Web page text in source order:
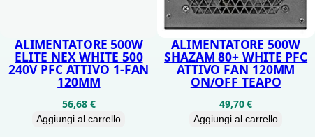
O
M
O
U
ALIMENTATORE 500W
ELITE NEX WHITE 500
240V PFC ATTIVO 1-FAN
120MM
56,68 €
Aggiungi al carrello
ALIMENTATORE 500W
SHAZAM 80+ WHITE PFC
ATTIVO FAN 120MM
ON/OFF TEAPO
49,70€
Aggiungi al carrello